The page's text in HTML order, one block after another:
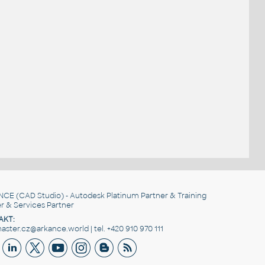
(CAD Studio) - Autodesk Platinum Partner & Training
& Services Partner
| tel. +420 910 970 111